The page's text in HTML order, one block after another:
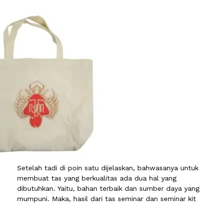
Setelah tadi di poin satu dijelaskan, bahwasanya untuk
membuat tas yang berkualitas ada dua hal yang
dibutuhkan. Yaitu, bahan terbaik dan sumber daya yang
mumpuni. Maka, hasil dari tas seminar dan seminar kit